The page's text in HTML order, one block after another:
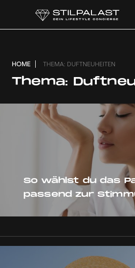
HOME THEMA: DUFTNEUHEITEN
Thema:
So wählst du das
passend zur